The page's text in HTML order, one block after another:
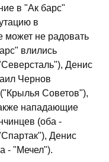
в "Ак барс"
в
может не радовать
влились
Денис
Чернов
Советов"),
нападающие
(оба -
Денис
- "Мечел").